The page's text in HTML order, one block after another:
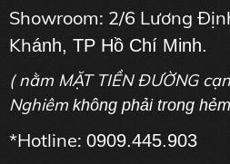
Showroom: 2/6 Lương
Khánh, TP Hồ Chí Minh.
( nằm MẶT TIỀN ĐƯỜNG
Nghiêm không phải trong hẻm
*Hotline: 0909.445.903